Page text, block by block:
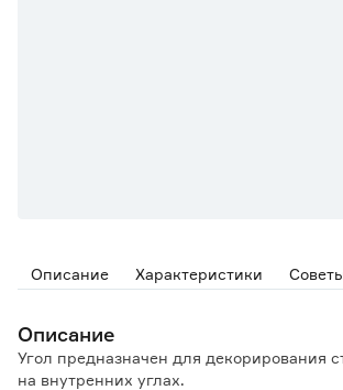
Описание Характеристики
Описание
Угол предназначен для декорирования
на внутренних углах.